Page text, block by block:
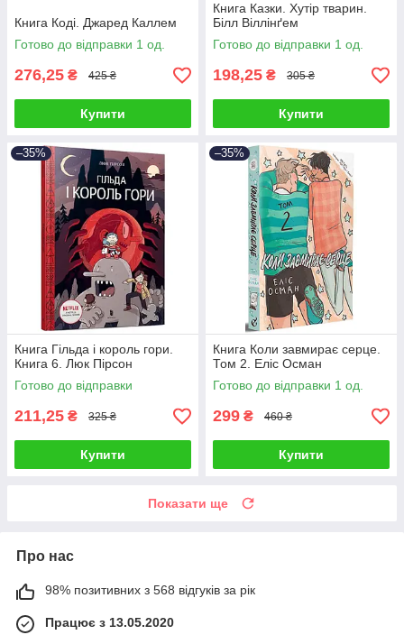
Книга Коді. Джаред Каллем
Готово до відправки 1 од.
276,25 ₴ 425 ₴
Купити
Книга Казки. Хутір тварин.
Білл Віллінґем
Готово до відправки 1 од.
198,25 ₴ 305 ₴
Купити
–35%
Книга Гільда і король гори.
Книга 6. Люк Пірсон
Готово до відправки
211,25 ₴ 325 ₴
Купити
–35%
Книга Коли завмирає серце.
Том 2. Еліс Осман
Готово до відправки 1 од.
299 ₴ 460 ₴
Купити
Показати ще
Про нас
98% позитивних з 568 відгуків за рік
Працює з 13.05.2020